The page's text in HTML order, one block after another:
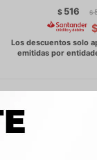
$ 516 $
$